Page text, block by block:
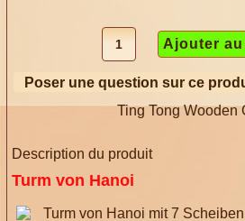
Poser une question sur ce
Ting Tong Wooden
Description du produit
Turm von Hanoi